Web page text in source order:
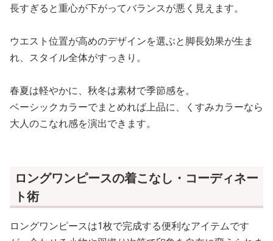
長すぎると重心が下がってバランスが悪く見えます。
ウエスト位置が高めのデザインを選ぶと脚長効果が生ま
れ、スタイル全体がすっきり。
春夏は軽やかに、秋冬は素材で季節感を。
ベーシックカラーでまとめれば上品に、くすみカラーなら
大人のこなれ感を演出できます。
ロングワンピースの着こなし・コーディネー
ト術
ロングワンピースは1枚で完成する便利なアイテムです